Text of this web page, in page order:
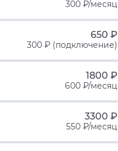
300 ₽/месяц
650 ₽
300 ₽ (подключение)
1800 ₽
600 ₽/месяц
3300 ₽
550 ₽/месяц